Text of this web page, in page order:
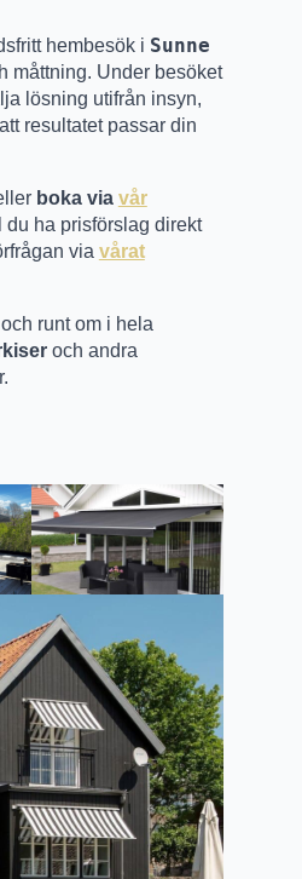
hembesök i Sunne
måttning. Under besöket
lösning utifrån insyn,
resultatet passar din
boka via vår
du ha prisförslag direkt
via vårat
och runt om i hela
och andra